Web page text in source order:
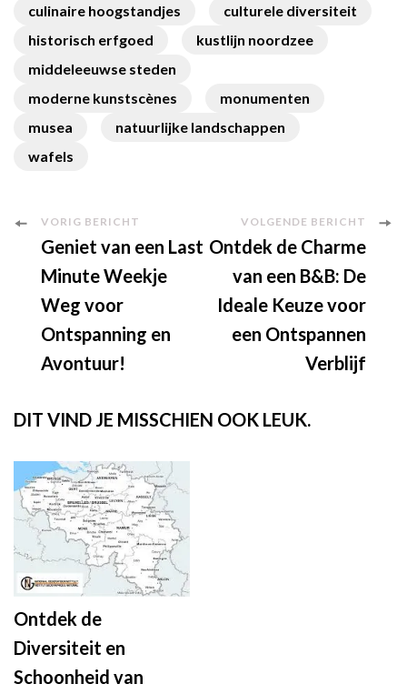
culinaire hoogstandjes
culturele diversiteit
historisch erfgoed
kustlijn noordzee
middeleeuwse steden
moderne kunstscènes
monumenten
musea
natuurlijke landschappen
wafels
Berichtnavigatie
VORIG BERICHT
Geniet van een Last
Minute Weekje
Weg voor
Ontspanning en
Avontuur!
VOLGENDE BERICHT
Ontdek de Charme
van een B&B: De
Ideale Keuze voor
een Ontspannen
Verblijf
DIT VIND JE MISSCHIEN OOK LEUK.
Ontdek de
Diversiteit en
Schoonheid van